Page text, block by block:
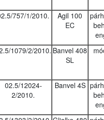
757/1/2010.
Agil 100
EC
1079/2/2010. Banvel 408
SL
02.5/12024-
2/2010.
Banvel 4S